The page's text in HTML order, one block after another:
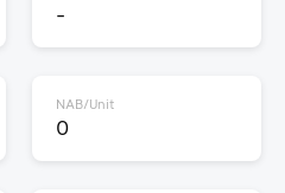
-
NAB/Unit
0